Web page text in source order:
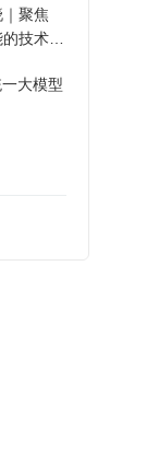
聚焦
技术路
大模型